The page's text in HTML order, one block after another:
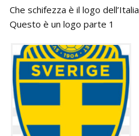
Che schifezza è il logo dell’Italia
Questo è un logo parte 1